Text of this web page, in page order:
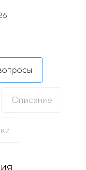
Описание